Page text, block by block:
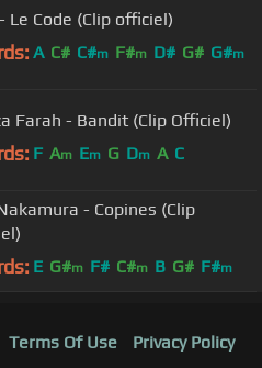
Le Code (Clip officiel)
A C# C#m F#m D# G# G#m
Farah - Bandit (Clip Officiel)
F Am Em G Dm A C
- Copines (Clip
E G#m F# C#m B G# F#m
Terms Of Use Privacy Policy